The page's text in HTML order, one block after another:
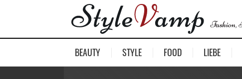
BEAUTY STYLE FOOD LIEBE